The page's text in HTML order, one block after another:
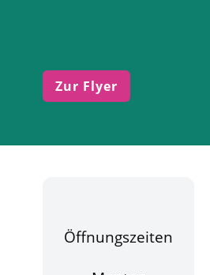
Zur Flyer
Öffnungszeiten